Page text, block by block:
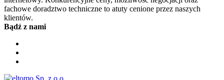
fachowe doradztwo techniczne to atuty cenione przez naszych
klientów.
Bądź z nami